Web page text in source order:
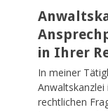
in Ihrer
In meiner
Anwaltskanzlei
rechtlichen